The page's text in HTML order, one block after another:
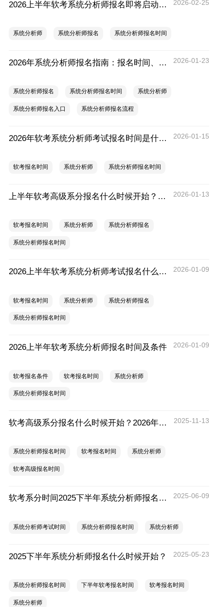
2026上半年软考系统分析师报名即将启动：关键时间节点与避坑指南 2026-02-25
系统分析师 系统分析师报名 系统分析师报名时间
2026年系统分析师报名指南：报名时间、报名入口、报名流程 2026-01-23
系统分析师报名 系统分析师报名时间 系统分析师
系统分析师报名入口 系统分析师报名流程
2026年软考系统分析师考试报名时间是什么时候？ 2026-01-15
软考报名时间 系统分析师 系统分析师报名时间
上半年软考高级系分报名什么时候开始？2026上半年软考高级系统分析师报名时间 2026-01-13
软考报名时间 系统分析师 系统分析师报名
系统分析师报名时间
2026上半年软考系统分析师考试报名什么时候开始？ 2026-01-09
软考报名时间 系统分析师 系统分析师报名
系统分析师报名时间
2026上半年软考系统分析师报名时间及条件 2026-01-09
软考报名条件 软考报名时间 系统分析师
系统分析师报名时间
软考高级系分报名什么时候开始？2026年软考高级系统分析师报名时间 2025-11-13
系统分析师报名时间 软考报名时间 系统分析师
软考高级报名时间
软考系分时间2025下半年系统分析师报名时间及考试时间 2025-06-09
系统分析师考试时间 系统分析师报名时间 系统分析师
2025下半年系统分析师报名什么时候开始？ 2025-05-23
系统分析师报名时间 下半年软考报名时间 软考报名时间
系统分析师